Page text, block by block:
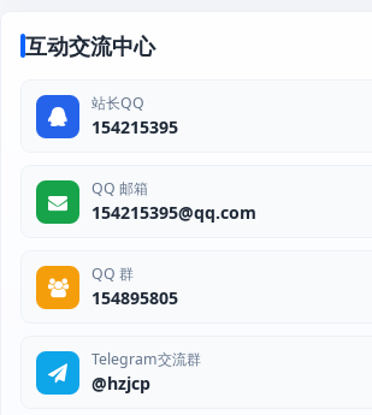
互动交流中心
站长QQ
154215395
QQ 邮箱
154215395@qq.com
QQ 群
154895805
Telegram交流群
@hzjcp